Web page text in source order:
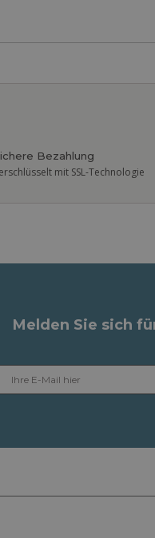
Bezahlung
mit SSL-Technologie
Melden Sie sich